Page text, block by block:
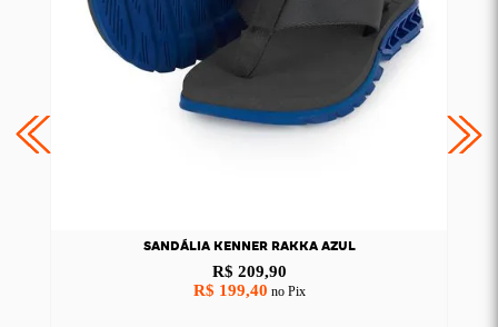
SANDÁLIA KENNER RAKKA AZUL
R$ 209,90
R$ 199,40 no Pix